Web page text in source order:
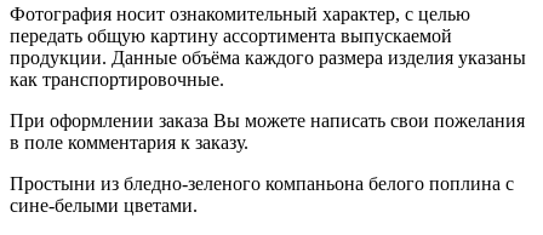
Фотография носит ознакомительный характер, с целью
передать общую картину ассортимента выпускаемой
продукции. Данные объёма каждого размера изделия указаны
как транспортировочные.
При оформлении заказа Вы можете написать свои пожелания
в поле комментария к заказу.
Простыни из бледно-зеленого компаньона белого поплина с
сине-белыми цветами.